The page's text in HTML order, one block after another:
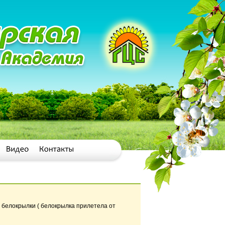
( белокрылка прилетела от